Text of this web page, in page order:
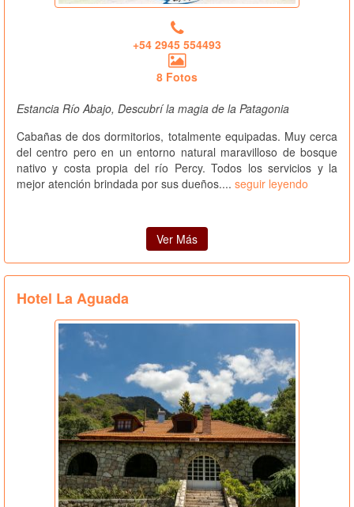
+54 2945 554493
8 Fotos
Estancia Río Abajo, Descubrí la magia de la Patagonia
Cabañas de dos dormitorios, totalmente equipadas. Muy cerca
del centro pero en un entorno natural maravilloso de bosque
nativo y costa propia del río Percy. Todos los servicios y la
mejor atención brindada por sus dueños.... seguir leyendo
Ver Más
Hotel La Aguada